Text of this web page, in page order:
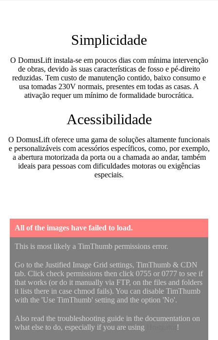
Simplicidade
O DomusLift instala-se em poucos dias com mínima intervenção
de obras, devido às suas características de fosso e pé-direito
reduzidas. Tem custo de manutenção contido, baixo consumo e
usa tomadas 230V normais, presentes em todas as casas. A
ativação requer um mínimo de formalidade burocrática.
Acessibilidade
O DomusLift oferece uma gama de soluções altamente funcionais
e personalizáveis com acessórios específicos, como, por exemplo,
a abertura motorizada da porta ou a chamada ao andar, também
ideais para pessoas com dificuldades motoras ou exigências
especiais.
All of the images have failed to load.
This is most likely a TimThumb permissions error.
Go to the Justified Image Grid settings, TimThumb & CDN
tab. Click check permissions then click 0755 or 0777 to see if
that works (or do it manually via FTP, on the files and folders
it lists there in case chmod fails). You can disable TimThumb
with the 'Use TimThumb' setting and the option 'No'.
Also read the troubleshooting guide in the documentation on
what else to do, especially if you are using
!